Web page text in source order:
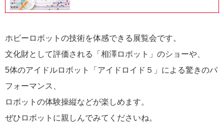
ホビーロボットの技術を体感できる展覧会です。
文化財として評価される「相澤ロボット」のショーや、
5体のアイドルロボット「アイドロイド５」による驚きのパ
フォーマンス、
ロボットの体験操縦などが楽しめます。
ぜひロボットに親しんでみてくださいね。